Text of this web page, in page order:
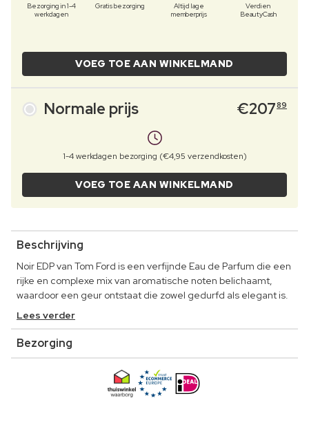
Bezorging in 1-4
werkdagen
Gratis bezorging
Altijd lage
memberprijs
Verdien
BeautyCash
VOEG TOE AAN WINKELMAND
Normale prijs €20789
1-4 werkdagen bezorging (€4,95 verzendkosten)
VOEG TOE AAN WINKELMAND
Beschrijving
Noir EDP van Tom Ford is een verfijnde Eau de Parfum die een
rijke en complexe mix van aromatische noten belichaamt,
waardoor een geur ontstaat die zowel gedurfd als elegant is.
Lees verder
Bezorging